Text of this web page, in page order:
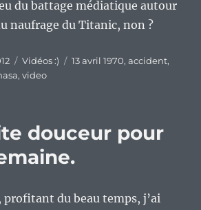
du battage médiatique autour
naufrage du Titanic, non ?
Catégories
Vidéos :) Étiquettes
13 avril 1970,accident,
,video
douceur pour
du beau temps, j’ai